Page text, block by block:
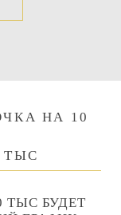
НА 10
ТЫС БУДЕТ